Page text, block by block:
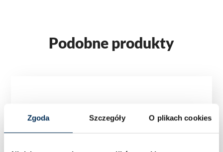
Zgoda Szczegóły O plikach cookies
Podobne produkty